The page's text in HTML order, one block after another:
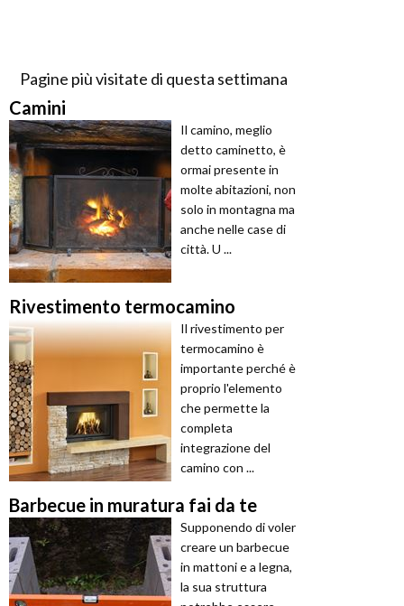
Pagine più visitate di questa settimana
Camini
Il camino, meglio
detto caminetto, è
ormai presente in
molte abitazioni, non
solo in montagna ma
anche nelle case di
città. U ...
Rivestimento termocamino
Il rivestimento per
termocamino è
importante perché è
proprio l'elemento
che permette la
completa
integrazione del
camino con ...
Barbecue in muratura fai da te
Supponendo di voler
creare un barbecue
in mattoni e a legna,
la sua struttura